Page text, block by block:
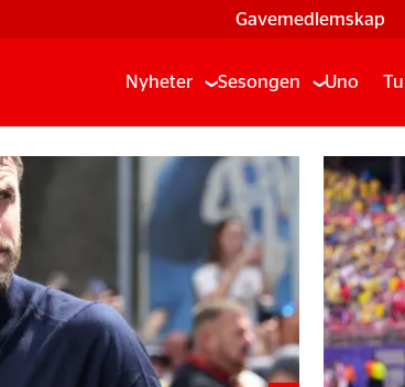
Gavemedlemskap
Nyheter Sesongen Uno